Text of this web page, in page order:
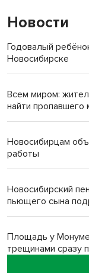
Новости
Годовалый
Новосибирске
Всем миром:
найти пропавшего
Новосибирцам
работы
Новосибирский
пьющего сына
Площадь у
трещинами сразу